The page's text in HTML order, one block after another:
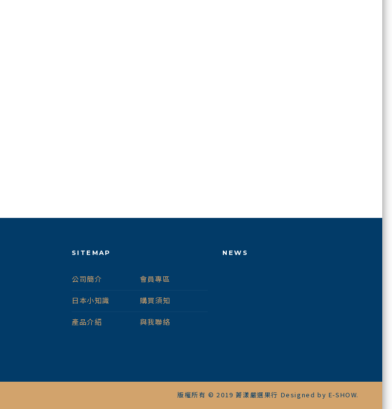
SITEMAP
公司簡介
日本小知識
產品介紹
會員專區
購買須知
與我聯絡
NEWS
版權所有 © 2019 菁漾嚴選果行 Designed by E-SHOW.